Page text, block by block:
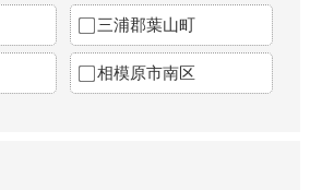
三浦郡葉山町
相模原市南区